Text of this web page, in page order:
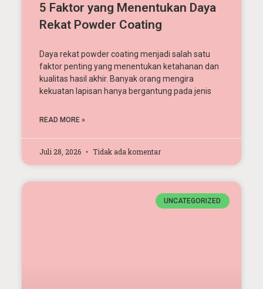
5 Faktor yang Menentukan Daya
Rekat Powder Coating
Daya rekat powder coating menjadi salah satu
faktor penting yang menentukan ketahanan dan
kualitas hasil akhir. Banyak orang mengira
kekuatan lapisan hanya bergantung pada jenis
READ MORE »
Juli 28, 2026 Tidak ada komentar
UNCATEGORIZED